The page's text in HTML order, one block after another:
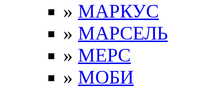
» МАРКУС
» МАРСЕЛЬ
» МЕРС
» МОБИ